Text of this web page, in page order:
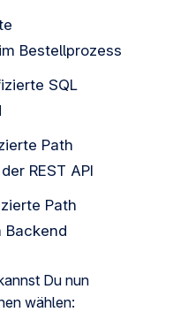
Bestellprozess
SQL
Path
REST API
Path
Backend
Du nun
wählen: